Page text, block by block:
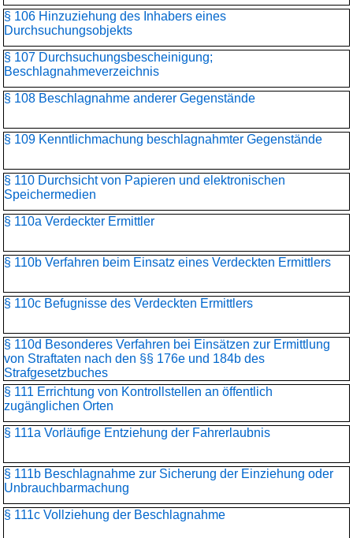
§ 106 Hinzuziehung des Inhabers eines
Durchsuchungsobjekts
§ 107 Durchsuchungsbescheinigung;
Beschlagnahmeverzeichnis
§ 108 Beschlagnahme anderer Gegenstände
§ 109 Kenntlichmachung beschlagnahmter Gegenstände
§ 110 Durchsicht von Papieren und elektronischen
Speichermedien
§ 110a Verdeckter Ermittler
§ 110b Verfahren beim Einsatz eines Verdeckten Ermittlers
§ 110c Befugnisse des Verdeckten Ermittlers
§ 110d Besonderes Verfahren bei Einsätzen zur Ermittlung
von Straftaten nach den §§ 176e und 184b des
Strafgesetzbuches
§ 111 Errichtung von Kontrollstellen an öffentlich
zugänglichen Orten
§ 111a Vorläufige Entziehung der Fahrerlaubnis
§ 111b Beschlagnahme zur Sicherung der Einziehung oder
Unbrauchbarmachung
§ 111c Vollziehung der Beschlagnahme